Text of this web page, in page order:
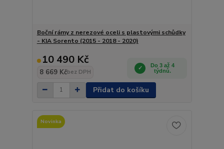
Boční rámy z nerezové oceli s plastovými schůdky
- KIA Sorento (2015 - 2018 - 2020)
10 490 Kč
8 669 Kčbez DPH
Do 3 až 4
týdnů.
Přidat do košíku
Novinka